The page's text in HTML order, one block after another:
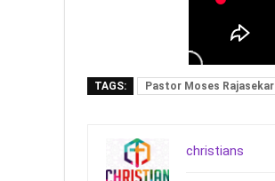
TAGS: Pastor Moses Rajasekar
christians